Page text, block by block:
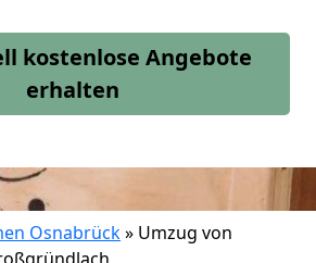
kostenlose Angebote
erhalten
Osnabrück» Umzug von